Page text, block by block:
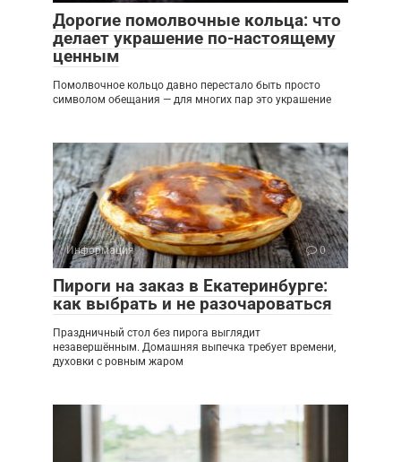
Дорогие помолвочные кольца: что
делает украшение по-настоящему
ценным
Помолвочное кольцо давно перестало быть просто
символом обещания — для многих пар это украшение
Информация 0
Пироги на заказ в Екатеринбурге:
как выбрать и не разочароваться
Праздничный стол без пирога выглядит
незавершённым. Домашняя выпечка требует времени,
духовки с ровным жаром